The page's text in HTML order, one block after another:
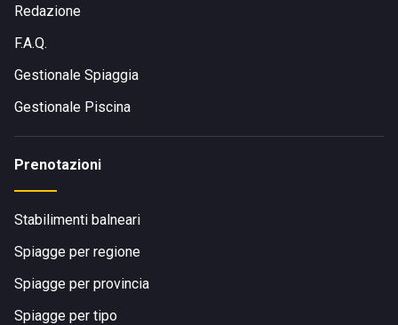
Redazione
F.A.Q.
Gestionale Spiaggia
Gestionale Piscina
Prenotazioni
Stabilimenti balneari
Spiagge per regione
Spiagge per provincia
Spiagge per tipo